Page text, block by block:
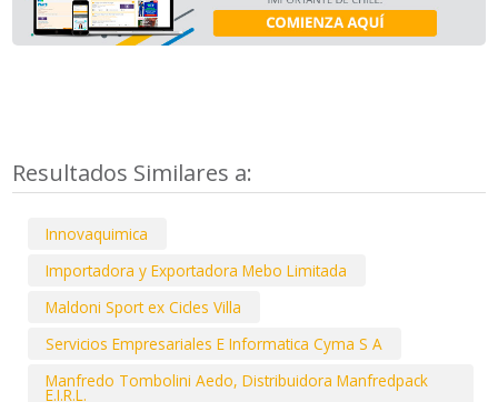
Resultados Similares a:
Innovaquimica
Importadora y Exportadora Mebo Limitada
Maldoni Sport ex Cicles Villa
Servicios Empresariales E Informatica Cyma S A
Manfredo Tombolini Aedo, Distribuidora Manfredpack
E.I.R.L.